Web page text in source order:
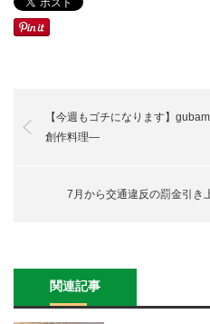
【今週もゴチになります】
創作料理―
7月から交通違反の罰金引き
関連記事